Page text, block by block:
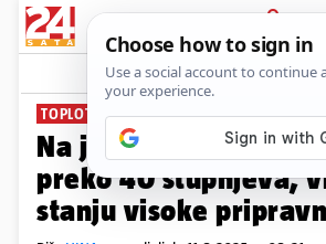
PRIJAVA
News
TOPLOTNI UDAR
Na jugu Francuske
preko 40 stupnjeva,
stanju visoke